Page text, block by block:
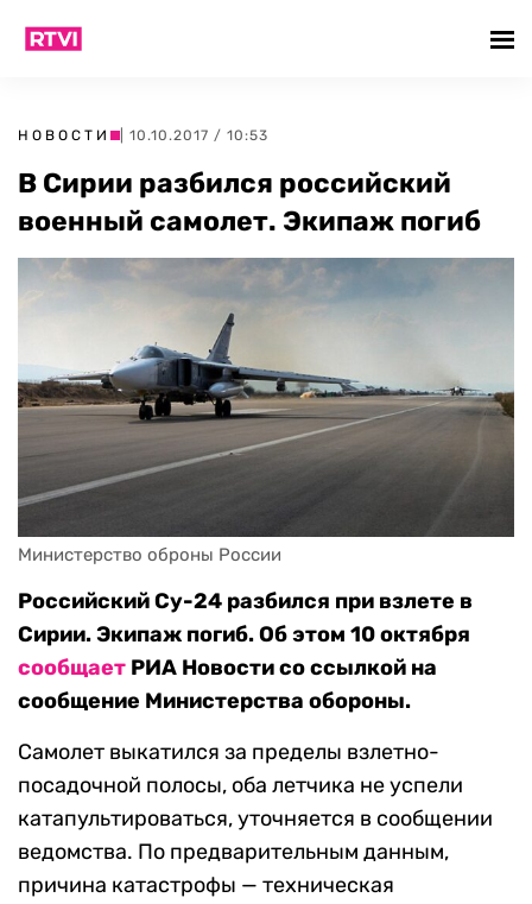
НОВОСТИ | 10.10.2017 / 10:53
В Сирии разбился российский
военный самолет. Экипаж погиб
Министерство оброны России
Российский Су-24 разбился при взлете в
Сирии. Экипаж погиб. Об этом 10 октября
сообщает РИА Новости со ссылкой на
сообщение Министерства обороны.
Самолет выкатился за пределы взлетно-
посадочной полосы, оба летчика не успели
катапультироваться, уточняется в сообщении
ведомства. По предварительным данным,
причина катастрофы — техническая